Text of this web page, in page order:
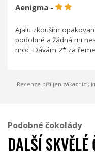
Aenigma -
Ajalu zkouším
podobné a žádná mi
moc. Dávám 2* za
Recenze píší jen zákazníci,
Podobné čokolády
DALŠÍ SKVĚLÉ